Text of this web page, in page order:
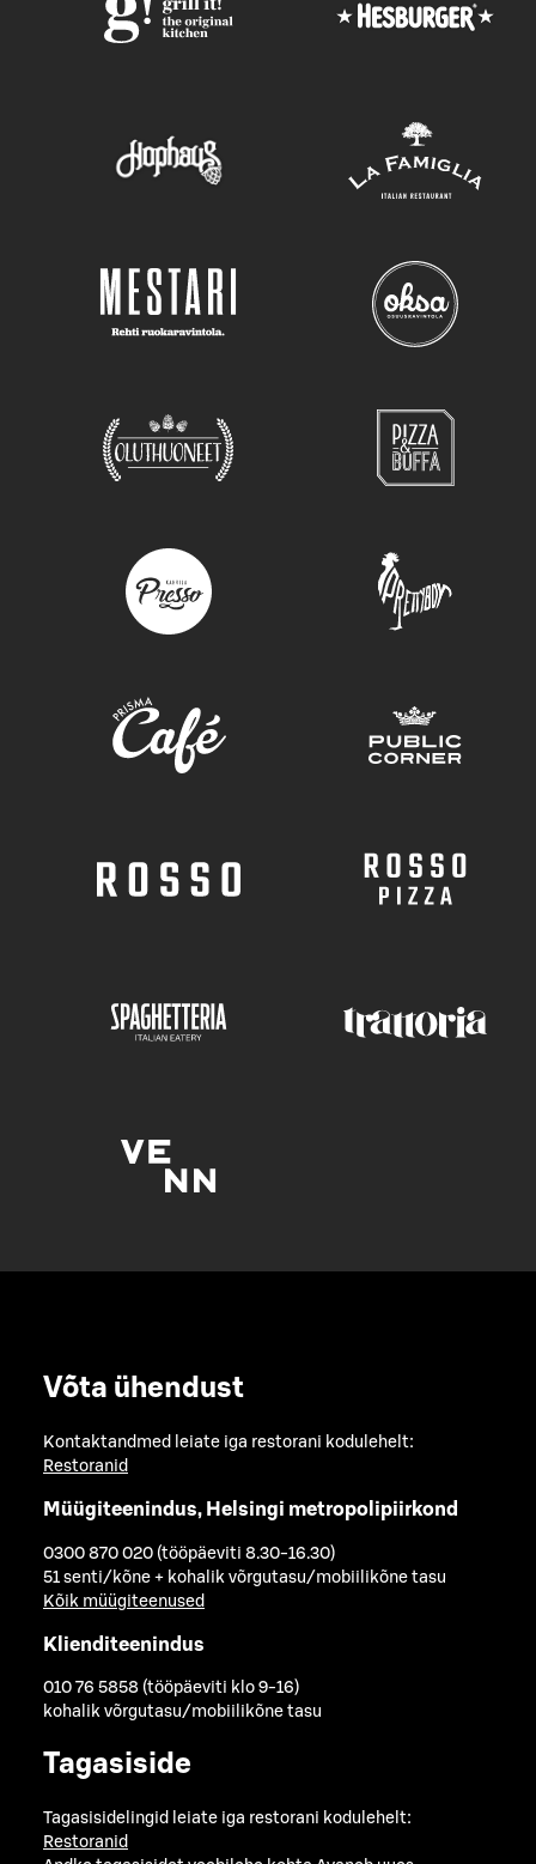
Võta ühendust
Kontaktandmed leiate iga restorani kodulehelt:
Restoranid
Müügiteenindus, Helsingi metropolipiirkond
0300 870 020 (tööpäeviti 8.30-16.30)
51 senti/kõne + kohalik võrgutasu/mobiilikõne tasu
Kõik müügiteenused
Klienditeenindus
010 76 5858 (tööpäeviti klo 9-16)
kohalik võrgutasu/mobiilikõne tasu
Tagasiside
Tagasisidelingid leiate iga restorani kodulehelt:
Restoranid